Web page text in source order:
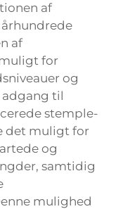
af
af
for
og
til
stemple-
det muligt for
og
samtidig
mulighed